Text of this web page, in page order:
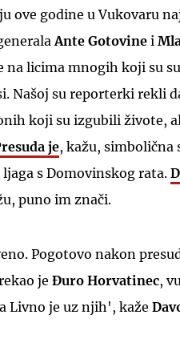
ove godine u Vukovaru
Ante Gotovine i
na licima mnogih koji su
Našoj su reporterki rekli
koji su izgubili živote,
je, kažu, simbolična
s Domovinskog rata.
puno im znači.
Pogotovo nakon
je Đuro Horvatinec,
Livno je uz njih', kaže
UKLJUČITE